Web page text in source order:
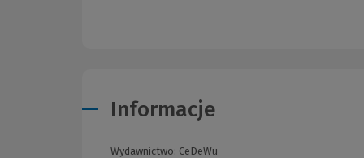
Informacje
Wydawnictwo: CeDeWu